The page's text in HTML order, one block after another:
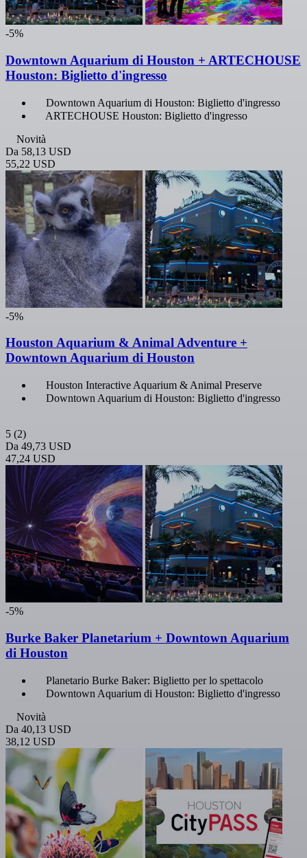
-5%
Downtown Aquarium di Houston + ARTECHOUSE
Houston: Biglietto d'ingresso
Downtown Aquarium di Houston: Biglietto d'ingresso
ARTECHOUSE Houston: Biglietto d'ingresso
Novità
Da 58,13 USD
55,22 USD
-5%
Houston Aquarium & Animal Adventure +
Downtown Aquarium di Houston
Houston Interactive Aquarium & Animal Preserve
Downtown Aquarium di Houston: Biglietto d'ingresso
5 (2)
Da 49,73 USD
47,24 USD
-5%
Burke Baker Planetarium + Downtown Aquarium
di Houston
Planetario Burke Baker: Biglietto per lo spettacolo
Downtown Aquarium di Houston: Biglietto d'ingresso
Novità
Da 40,13 USD
38,12 USD